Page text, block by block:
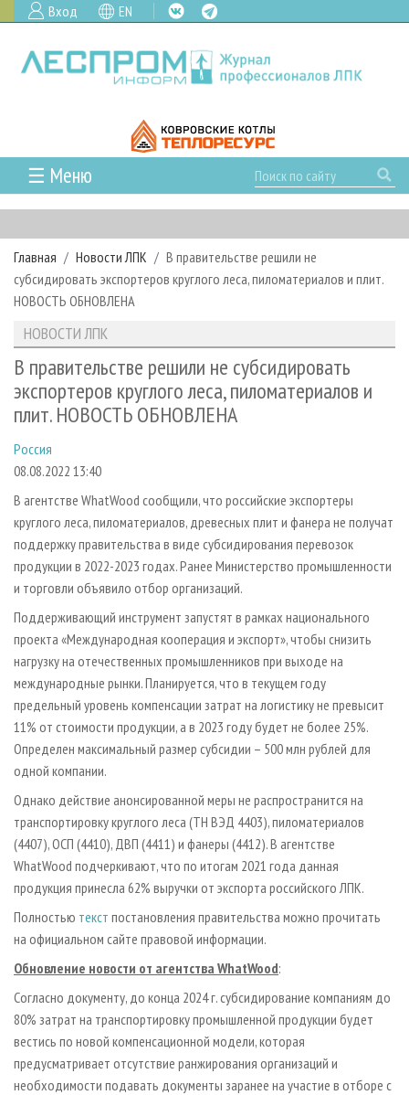
Вход EN
☰ Меню
ГЛАВНАЯ
РУБРИКИ И ТЕМЫ
РУБРИКИ ЖУРНАЛА
ЛЕСНОЕ ХОЗЯЙСТВО
ЛЕСОЗАГОТОВКА
ЛЕСОПИЛЕНИЕ
ДЕРЕВООБРАБОТКА
СУШКА ДРЕВЕСИНЫ
ПРОИЗВОДСТВО ДРЕВЕСНЫХ ПЛИТ
ДЕРЕВЯННОЕ ДОМОСТРОЕНИЕ
ПРОИЗВОДСТВО МЕБЕЛИ
БИОЭНЕРГЕТИКА
ЦБП
НОВОСТИ
КАЛЕНДАРЬ СОБЫТИЙ
НОВОСТИ ЛПК
НОВОСТИ ЖУРНАЛА
НОВОСТИ КОМПАНИЙ
ПРОЕКТЫ ЛПИ
АНАЛИТИКА
ПРЕДПРИЯТИЯ ЛПК
ЛЕСНЫЕ РЕГИОНЫ РОССИИ
ПЕРСОНЫ
МОБИЛЬНЫЕ ВЫСТАВКИ
ПРИОРИТЕТНЫЕ ИНВЕСТПРОЕКТЫ
RUSSIAN FORESTRY REVIEW
ГАЗЕТА ЛЕСПРОМФОРУМ
АРХИВ
АРХИВ ЖУРНАЛОВ
СТАТЬИ
О ЖУРНАЛЕ
ПОДПИСКА
КОНТАКТЫ
РЕКЛАМОДАТЕЛЯМ
РЕКЛАМА
РЕКЛАМА НА САЙТЕ
Главная Новости ЛПК
В правительстве решили не
субсидировать экспортеров круглого леса, пиломатериалов и плит.
НОВОСТЬ ОБНОВЛЕНА
НОВОСТИ ЛПК
В правительстве решили не субсидировать
экспортеров круглого леса, пиломатериалов и
плит. НОВОСТЬ ОБНОВЛЕНА
Россия
08.08.2022 13:40
В агентстве WhatWood сообщили, что российские экспортеры
круглого леса, пиломатериалов, древесных плит и фанера не получат
поддержку правительства в виде субсидирования перевозок
продукции в 2022-2023 годах. Ранее Министерство промышленности
и торговли объявило отбор организаций.
Поддерживающий инструмент запустят в рамках национального
проекта «Международная кооперация и экспорт», чтобы снизить
нагрузку на отечественных промышленников при выходе на
международные рынки. Планируется, что в текущем году
предельный уровень компенсации затрат на логистику не превысит
11% от стоимости продукции, а в 2023 году будет не более 25%.
Определен максимальный размер субсидии – 500 млн рублей для
одной компании.
Однако действие анонсированной меры не распространится на
транспортировку круглого леса (ТН ВЭД 4403), пиломатериалов
(4407), ОСП (4410), ДВП (4411) и фанеры (4412). В агентстве
WhatWood подчеркивают, что по итогам 2021 года данная
продукция принесла 62% выручки от экспорта российского ЛПК.
Полностью текст постановления правительства можно прочитать
на официальном сайте правовой информации.
Обновление новости от агентства WhatWood:
Согласно документу, до конца 2024 г. субсидирование компаниям до
80% затрат на транспортировку промышленной продукции будет
вестись по новой компенсационной модели, которая
предусматривает отсутствие ранжирования организаций и
необходимости подавать документы заранее на участие в отборе с